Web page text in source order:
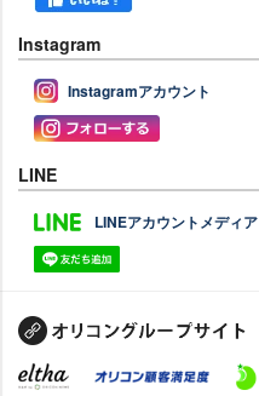
Instagram
Instagramアカウント
LINE
LINEアカウントメディア